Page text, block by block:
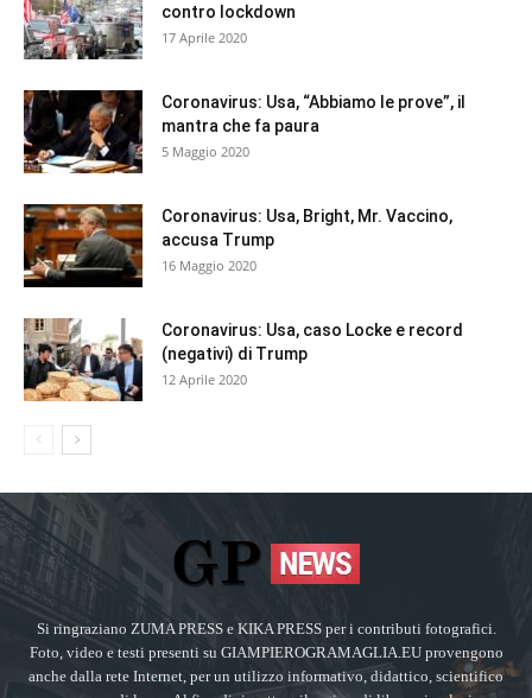
contro lockdown
17 Aprile 2020
Coronavirus: Usa, “Abbiamo le prove”, il
mantra che fa paura
5 Maggio 2020
Coronavirus: Usa, Bright, Mr. Vaccino,
accusa Trump
16 Maggio 2020
Coronavirus: Usa, caso Locke e record
(negativi) di Trump
12 Aprile 2020
Si ringraziano ZUMA PRESS e KIKA PRESS per i contributi fotografici.
Foto, video e testi presenti su GIAMPIEROGRAMAGLIA.EU provengono
anche dalla rete Internet, per un utilizzo informativo, didattico, scientifico